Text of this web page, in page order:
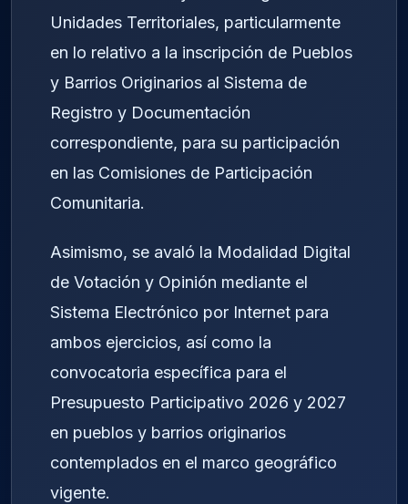
Unidades Territoriales, particularmente
en lo relativo a la inscripción de Pueblos
y Barrios Originarios al Sistema de
Registro y Documentación
correspondiente, para su participación
en las Comisiones de Participación
Comunitaria.
Asimismo, se avaló la Modalidad Digital
de Votación y Opinión mediante el
Sistema Electrónico por Internet para
ambos ejercicios, así como la
convocatoria específica para el
Presupuesto Participativo 2026 y 2027
en pueblos y barrios originarios
contemplados en el marco geográfico
vigente.